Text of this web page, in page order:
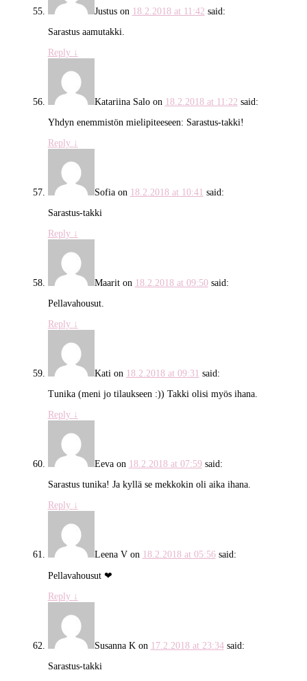
Justuson 18.2.2018 at 11:42 said:
Sarastus aamutakki.
Reply ↓
Katariina Saloon 18.2.2018 at 11:22 said:
Yhdyn enemmistön mielipiteeseen: Sarastus-takki!
Reply ↓
Sofiaon 18.2.2018 at 10:41 said:
Sarastus-takki
Reply ↓
Maariton 18.2.2018 at 09:50 said:
Pellavahousut.
Reply ↓
Kation 18.2.2018 at 09:31 said:
Tunika (meni jo tilaukseen :)) Takki olisi myös ihana.
Reply ↓
Eevaon 18.2.2018 at 07:59 said:
Sarastus tunika! Ja kyllä se mekkokin oli aika ihana.
Reply ↓
Leena Von 18.2.2018 at 05:56 said:
Pellavahousut ❤
Reply ↓
Susanna Kon 17.2.2018 at 23:34 said:
Sarastus-takki